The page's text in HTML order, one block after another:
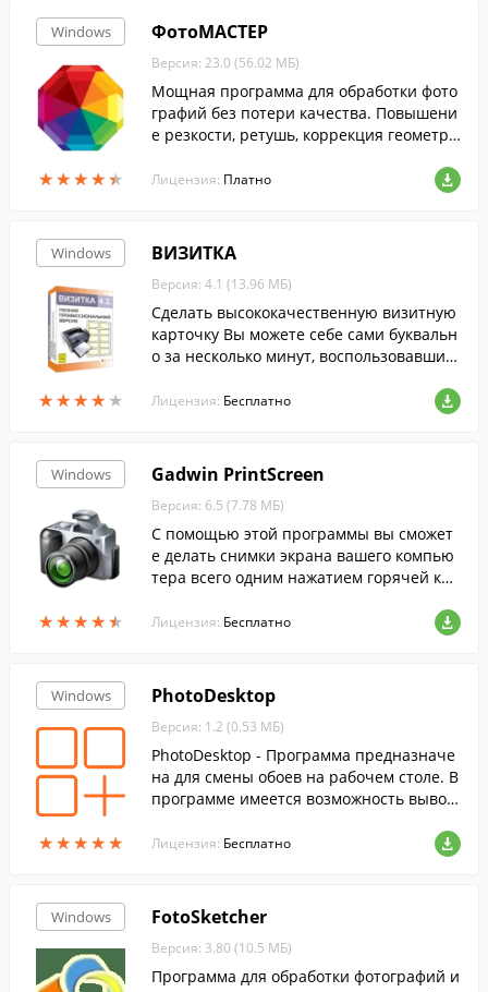
Windows
★★★★★
★★★★★
ФотоМАСТЕР
Версия: 23.0 (56.02 МБ)
Мощная программа для обработки фото
графий без потери качества. Повышени
е резкости, ретушь, коррекция геометри
ия эффектов. Удобный интерфейс на рус
Лицензия: Платно
Windows
★★★★★
★★★★★
ВИЗИТКА
Версия: 4.1 (13.96 МБ)
Сделать высококачественную визитную
карточку Вы можете себе сами буквальн
о за несколько минут, воспользовавшис
здания визиток - ВИЗИТКА. Все, что Вам
нужно для работы с ней – это IBM PC сов
й принтер с прямой протяжкой бумаги
или струйник.
Лицензия: Бесплатно
Windows
★★★★★
★★★★★
Gadwin PrintScreen
Версия: 6.5 (7.78 МБ)
С помощью этой программы вы сможет
е делать снимки экрана вашего компью
тера всего одним нажатием горячей кла
Лицензия: Бесплатно
Windows
★★★★★
★★★★★
PhotoDesktop
Версия: 1.2 (0.53 МБ)
PhotoDesktop - Программа предназначе
на для смены обоев на рабочем столе. В
программе имеется возможность вывод
е размера фотографий, а также возможе
н показ слайд-шоу из фотографий, загру
Лицензия: Бесплатно
Windows FotoSketcher
Версия: 3.80 (10.5 МБ)
Программа для обработки фотографий и